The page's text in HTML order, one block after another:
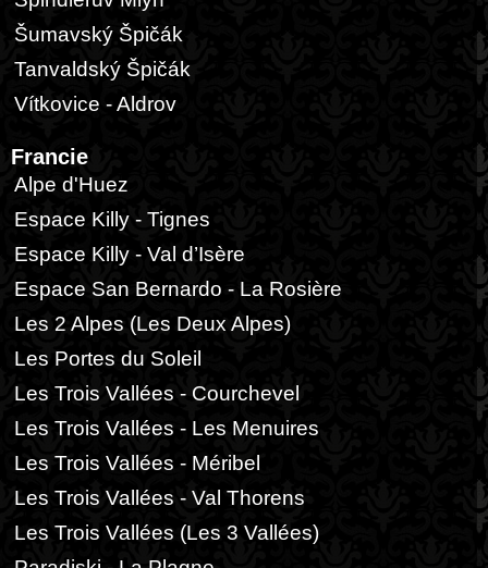
Šumavský Špičák
Tanvaldský Špičák
Vítkovice - Aldrov
Francie
Alpe d'Huez
Espace Killy - Tignes
Espace Killy - Val d’Isère
Espace San Bernardo - La Rosière
Les 2 Alpes (Les Deux Alpes)
Les Portes du Soleil
Les Trois Vallées - Courchevel
Les Trois Vallées - Les Menuires
Les Trois Vallées - Méribel
Les Trois Vallées - Val Thorens
Les Trois Vallées (Les 3 Vallées)